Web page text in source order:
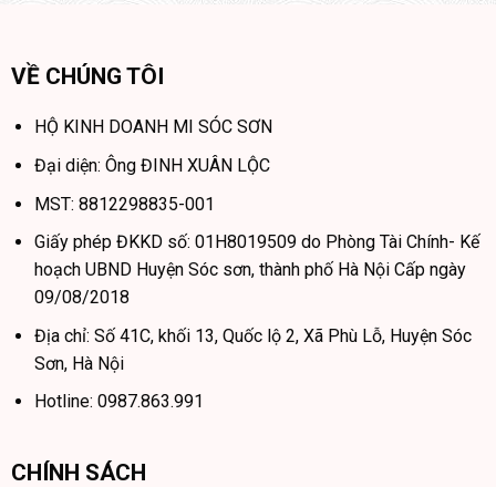
VỀ CHÚNG TÔI
HỘ KINH DOANH MI SÓC SƠN
Đại diện: Ông ĐINH XUÂN LỘC
MST: 8812298835-001
Giấy phép ĐKKD số: 01H8019509 do Phòng Tài Chính- Kế
hoạch UBND Huyện Sóc sơn, thành phố Hà Nội Cấp ngày
09/08/2018
Địa chỉ: Số 41C, khối 13, Quốc lộ 2, Xã Phù Lỗ, Huyện Sóc
Sơn, Hà Nội
Hotline: 0987.863.991
CHÍNH SÁCH